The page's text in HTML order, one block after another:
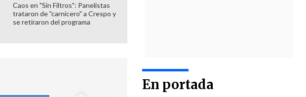
En portada
Caos en "Sin Filtros": Panelistas
trataron de "carnicero" a Crespo y
se retiraron del programa